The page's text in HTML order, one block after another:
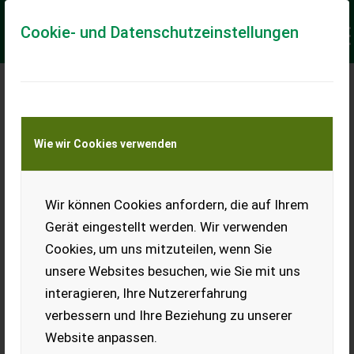
Cookie- und Datenschutzeinstellungen
Wie wir Cookies verwenden
Wir können Cookies anfordern, die auf Ihrem
Gerät eingestellt werden. Wir verwenden
Cookies, um uns mitzuteilen, wenn Sie
unsere Websites besuchen, wie Sie mit uns
interagieren, Ihre Nutzererfahrung
verbessern und Ihre Beziehung zu unserer
Website anpassen.
Meine Transportkostenanfrage
Transport von Land- und Baumaschinen –
KEINE Tiertransporte
Ladeort
Ort